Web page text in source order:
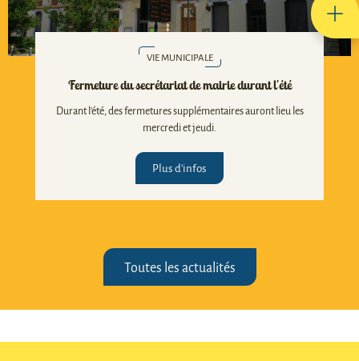
VIE MUNICIPALE
Fermeture du secrétariat de mairie durant l'été
Durant l'été, des fermetures supplémentaires auront lieu les
mercredi et jeudi.
Plus d'infos
Toutes les actualités